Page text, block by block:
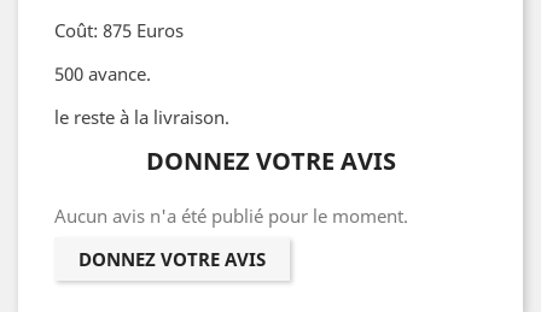
Coût: 875 Euros
500 avance.
le reste à la livraison.
DONNEZ VOTRE AVIS
Aucun avis n'a été publié pour le moment.
DONNEZ VOTRE AVIS